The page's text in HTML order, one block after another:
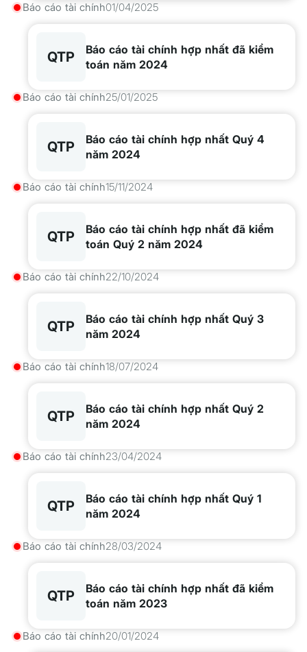
Báo cáo tài chính01/04/2025
QTP
Báo cáo tài chính hợp nhất đã kiểm
toán năm 2024
Báo cáo tài chính25/01/2025
QTP
Báo cáo tài chính hợp nhất Quý 4
năm 2024
Báo cáo tài chính15/11/2024
QTP
Báo cáo tài chính hợp nhất đã kiểm
toán Quý 2 năm 2024
Báo cáo tài chính22/10/2024
QTP
Báo cáo tài chính hợp nhất Quý 3
năm 2024
Báo cáo tài chính18/07/2024
QTP
Báo cáo tài chính hợp nhất Quý 2
năm 2024
Báo cáo tài chính23/04/2024
QTP
Báo cáo tài chính hợp nhất Quý 1
năm 2024
Báo cáo tài chính28/03/2024
QTP
Báo cáo tài chính hợp nhất đã kiểm
toán năm 2023
Báo cáo tài chính20/01/2024